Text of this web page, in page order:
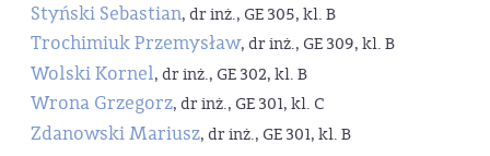
Styński Sebastian, dr inż., GE 305, kl. B
Trochimiuk Przemysław, dr inż., GE 309, kl. B
Wolski Kornel, dr inż., GE 302, kl. B
Wrona Grzegorz, dr inż., GE 301, kl. C
Zdanowski Mariusz, dr inż., GE 301, kl. B